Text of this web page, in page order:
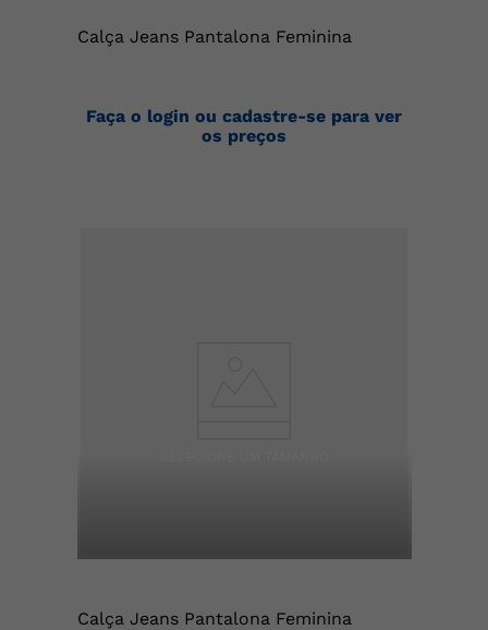
Calça Jeans Pantalona Feminina
Faça o login ou cadastre-se para ver
os preços
Calça Jeans Pantalona Feminina